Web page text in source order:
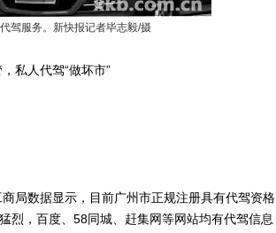
驾服务。新快报记者毕志毅/摄
私人代驾“做坏市”
数据显示，目前广州市正规注册具有代驾资格
烈，百度、58同城、赶集网等网站均有代驾信息